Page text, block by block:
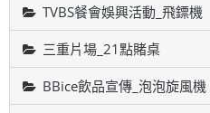
TVBS餐會娛興活動_飛鏢機
三重片場_21點賭桌
BBice飲品宣傳_泡泡旋風機